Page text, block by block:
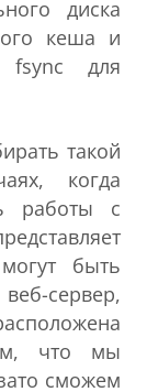
диска
кеша и
fsync для
такой
когда
работы с
быть
сервер,
что мы
сможем